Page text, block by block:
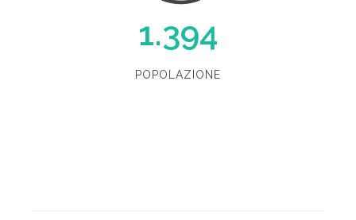
1.394
POPOLAZIONE